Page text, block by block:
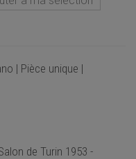
| Pièce unique |
de Turin 1953 -